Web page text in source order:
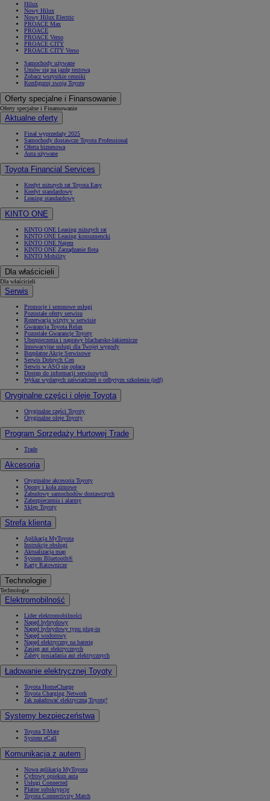
Hilux
Nowy Hilux
Nowy Hilux Electric
PROACE Max
PROACE
PROACE Verso
PROACE CITY
PROACE CITY Verso
Samochody używane
Umów się na jazdę testową
Zobacz wszystkie cenniki
Konfiguruj swoją Toyotę
Oferty specjalne i Finansowanie
Oferty specjalne i Finansowanie
Aktualne oferty
Finał wyprzedaży 2025
Samochody dostawcze Toyota Professional
Oferta biznesowa
Auta używane
Toyota Financial Services
Kredyt niższych rat Toyota Easy
Kredyt standardowy
Leasing standardowy
KINTO ONE
KINTO ONE Leasing niższych rat
KINTO ONE Leasing konsumencki
KINTO ONE Najem
KINTO ONE Zarządzanie flotą
KINTO Mobility
Dla właścicieli
Dla właścicieli
Serwis
Promocje i sezonowe usługi
Pozostałe oferty serwisu
Rezerwacja wizyty w serwisie
Gwarancja Toyota Relax
Pozostałe Gwarancje Toyoty
Ubezpieczenia i naprawy blacharsko-lakiernicze
Innowacyjne usługi dla Twojej wygody
Bezpłatne Akcje Serwisowe
Serwis Dobrych Cen
Serwis w ASO się opłaca
Dostęp do informacji serwisowych
Wykaz wydanych zaświadczeń o odbytym szkoleniu (pdf)
Oryginalne części i oleje Toyota
Oryginalne części Toyoty
Oryginalne oleje Toyoty
Program Sprzedaży Hurtowej Trade
Trade
Akcesoria
Oryginalne akcesoria Toyoty
Opony i koła zimowe
Zabudowy samochodów dostawczych
Zabezpieczenia i alarmy
Sklep Toyoty
Strefa klienta
Aplikacja MyToyota
Instrukcje obsługi
Aktualizacja map
System Bluetooth®
Karty Ratownicze
Technologie
Technologie
Elektromobilność
Lider elektromobilności
Napęd hybrydowy
Napęd hybrydowy typu plug-in
Napęd wodorowy
Napęd elektryczny na baterię
Zasięg aut elektrycznych
Zalety posiadania aut elektrycznych
Ładowanie elektrycznej Toyoty
Toyota HomeCharge
Toyota Charging Network
Jak naładować elektryczną Toyotę?
Systemy bezpieczeństwa
Toyota T-Mate
System eCall
Komunikacja z autem
Nowa aplikacja MyToyota
Cyfrowy opiekun auta
Usługi Connected
Płatne subskrypcje
Toyota Connectivity Match